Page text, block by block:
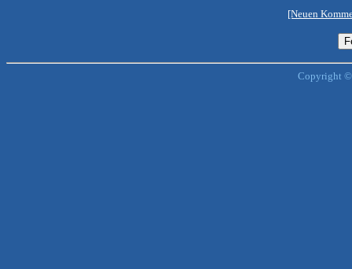
[Neuen
Copyright ©